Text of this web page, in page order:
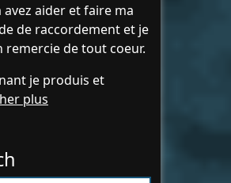
avez aider et faire ma
de raccordement et je
remercie de tout coeur.
je produis et
plus